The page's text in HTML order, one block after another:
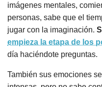
imágenes mentales,
personas, sabe que el
jugar con la imaginación.
empieza la etapa de los
día haciéndote preguntas.
También sus emociones